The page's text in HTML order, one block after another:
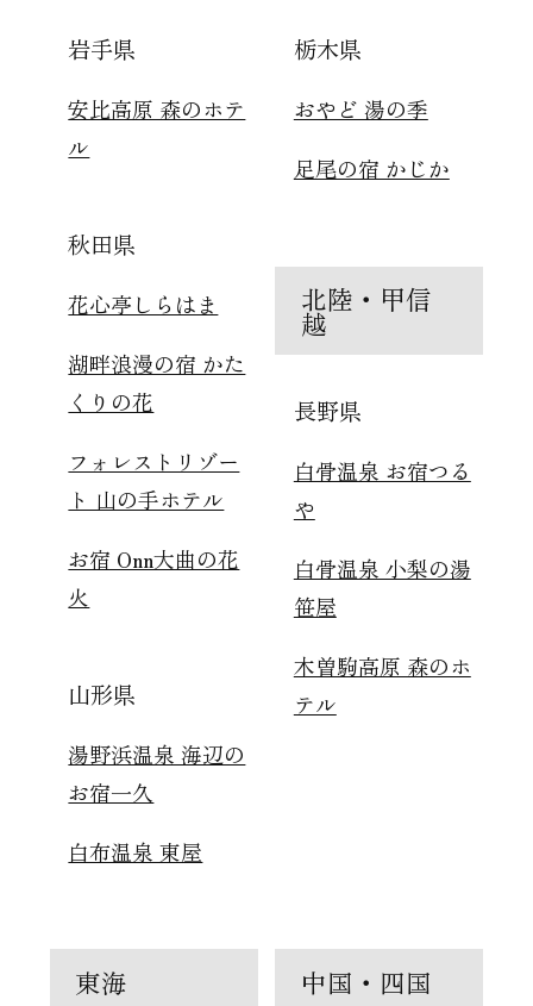
岩手県
安比高原 森のホテ
ル
秋田県
花心亭しらはま
湖畔浪漫の宿 かた
くりの花
フォレストリゾー
ト 山の手ホテル
お宿 Onn大曲の花
火
山形県
湯野浜温泉 海辺の
お宿一久
白布温泉 東屋
栃木県
おやど 湯の季
足尾の宿 かじか
北陸・甲信
越
長野県
白骨温泉 お宿つる
や
白骨温泉 小梨の湯
笹屋
木曽駒高原 森のホ
テル
東海 中国・四国